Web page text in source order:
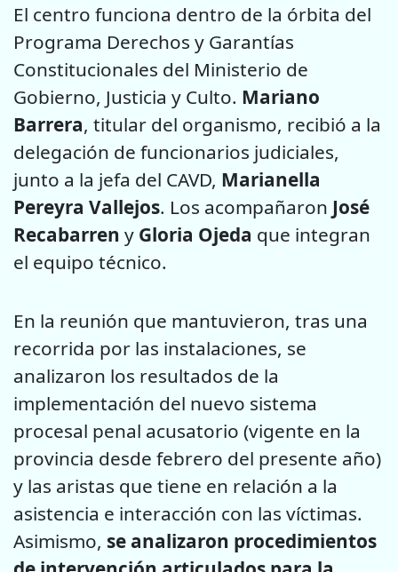
El centro funciona dentro de la órbita del
Programa Derechos y Garantías
Constitucionales del Ministerio de
Gobierno, Justicia y Culto. Mariano
Barrera, titular del organismo, recibió a la
delegación de funcionarios judiciales,
junto a la jefa del CAVD, Marianella
Pereyra Vallejos. Los acompañaron José
Recabarren y Gloria Ojeda que integran
el equipo técnico.
En la reunión que mantuvieron, tras una
recorrida por las instalaciones, se
analizaron los resultados de la
implementación del nuevo sistema
procesal penal acusatorio (vigente en la
provincia desde febrero del presente año)
y las aristas que tiene en relación a la
asistencia e interacción con las víctimas.
Asimismo, se analizaron procedimientos